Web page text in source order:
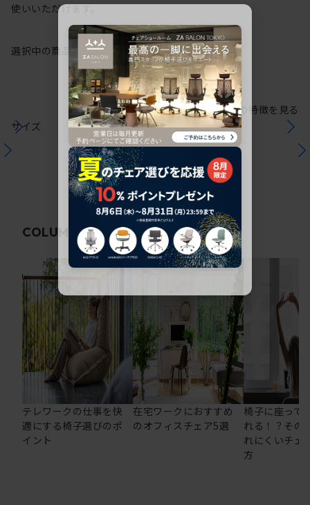
使いいただけます。
選択中の商品情報保証 注意事項
サイズ
シリーズの特徴を見る
COLUMN関連コラム
テレワークの仕事を快
適にする椅子選びのポ
イント
在宅ワークにおすすめ
のオフィスチェア5選
椅子に座って
れる！？その
れにくいチェ
方